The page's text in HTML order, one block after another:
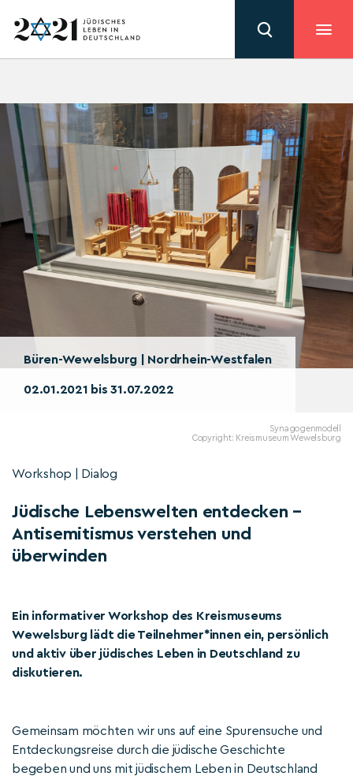
Büren-Wewelsburg | Nordrhein-Westfalen
02.01.2021 bis 31.07.2022
Synagogenmodell
Copyright: Kreismuseum Wewelsburg
Workshop | Dialog
Jüdische Lebenswelten entdecken –
Antisemitismus verstehen und
überwinden
Ein informativer Workshop des Kreismuseums
Wewelsburg lädt die Teilnehmer*innen ein, persönlich
und aktiv über jüdisches Leben in Deutschland zu
diskutieren.
Gemeinsam möchten wir uns auf eine Spurensuche und
Entdeckungsreise durch die jüdische Geschichte
begeben und uns mit jüdischem Leben in Deutschland